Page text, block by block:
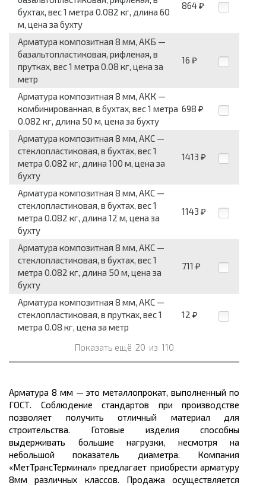
бухтах, вес 1 метра 0.082 кг, длина 60
м, цена за бухту
864 ₽
Арматура композитная 8 мм, АКБ —
базальтопластиковая, рифленая, в
прутках, вес 1 метра 0.08 кг, цена за
метр
16 ₽
Арматура композитная 8 мм, АКК —
комбинированная, в бухтах, вес 1 метра
0.082 кг, длина 50 м, цена за бухту
698 ₽
Арматура композитная 8 мм, АКС —
стеклопластиковая, в бухтах, вес 1
метра 0.082 кг, длина 100 м, цена за
бухту
1413 ₽
Арматура композитная 8 мм, АКС —
стеклопластиковая, в бухтах, вес 1
метра 0.082 кг, длина 12 м, цена за
бухту
1143 ₽
Арматура композитная 8 мм, АКС —
стеклопластиковая, в бухтах, вес 1
метра 0.082 кг, длина 50 м, цена за
бухту
711 ₽
Арматура композитная 8 мм, АКС —
стеклопластиковая, в прутках, вес 1
метра 0.08 кг, цена за метр
12 ₽
Показать ещё 20 из 110
Арматура 8 мм — это металлопрокат, выполненный по
ГОСТ. Соблюдение стандартов при производстве
позволяет получить отличный материал для
строительства. Готовые изделия способны
выдерживать большие нагрузки, несмотря на
небольшой показатель диаметра. Компания
«МетТрансТерминал» предлагает приобрести арматуру
8мм различных классов. Продажа осуществляется